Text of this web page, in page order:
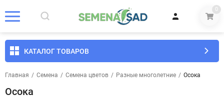
0
КАТАЛОГ ТОВАРОВ
Главная / Семена / Семена цветов / Разные многолетние / Осока
Осока